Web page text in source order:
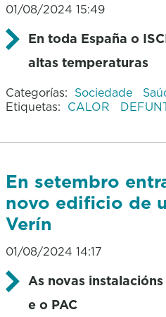
01/08/2024 15:49
En toda España o
altas temperaturas
Categorías: Sociedade
Etiquetas: CALOR
En setembro
novo edificio de
Verín
01/08/2024 14:17
As novas
e o PAC